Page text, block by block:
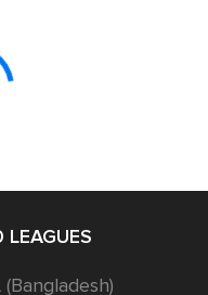
LEAGUES
(Bangladesh)